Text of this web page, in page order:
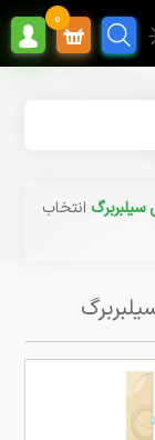
0
انتخاب